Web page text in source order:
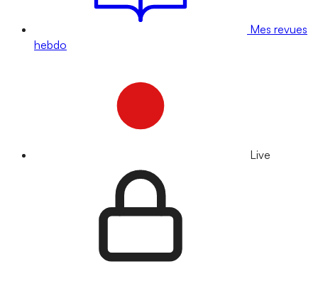
Mes revues
hebdo
Live